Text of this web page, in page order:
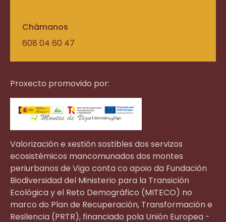
Chámanos
608 04 60 47
Proxecto promovido por:
Valorización e xestión sostibles dos servizos
ecosistémicos mancomunados dos montes
periurbanos de Vigo conta co apoio da Fundación
Biodiversidad del Ministerio para la Transición
Ecológica y el Reto Demográfico (MITECO) no
marco do Plan de Recuperación, Transformación e
Resilencia (PRTR), financiado pola Unión Europea -